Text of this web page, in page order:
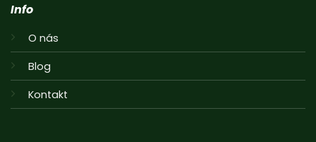
Info
O nás
Blog
Kontakt